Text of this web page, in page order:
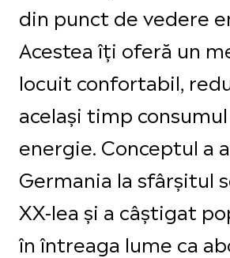
din punct de vedere
Acestea îți oferă un
locuit confortabil,
același timp
energie. Conceptul a
Germania la sfârșitul
XX-lea și a câștigat
în întreaga lume ca